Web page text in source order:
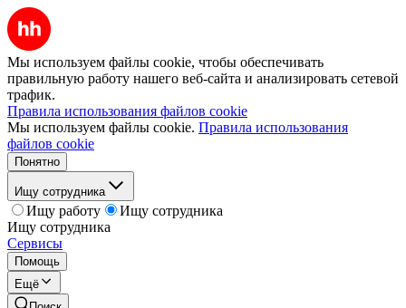
Мы используем файлы cookie, чтобы обеспечивать
правильную работу нашего веб-сайта и анализировать сетевой
трафик.
Правила использования файлов cookie
Мы используем файлы cookie. Правила использования
файлов cookie
Понятно
Ищу сотрудника
Ищу работу
Ищу сотрудника
Ищу сотрудника
Сервисы
Помощь
Ещё